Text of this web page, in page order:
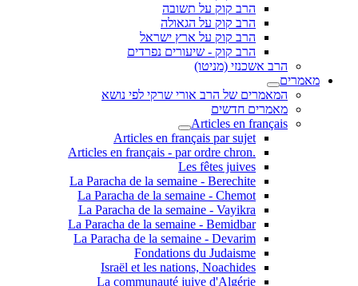
הרב קוק על תשובה
הרב קוק על הגאולה
הרב קוק על ארץ ישראל
הרב קוק - שיעורים נפרדים
הרב אשכנזי (מניטו)
מאמרים
המאמרים של הרב אורי שרקי לפי נושא
מאמרים חדשים
Articles en français
Articles en français par sujet
.Articles en français - par ordre chron
Les fêtes juives
La Paracha de la semaine - Berechite
La Paracha de la semaine - Chemot
La Paracha de la semaine - Vayikra
La Paracha de la semaine - Bemidbar
La Paracha de la semaine - Devarim
Fondations du Judaisme
Israël et les nations, Noachides
La communauté juive d'Algérie